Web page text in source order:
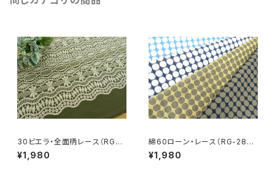
30ビエラ・全面柄レース（RG-2
8202v）
¥1,980
綿60ローン・レース（RG-2836
5）
¥1,980